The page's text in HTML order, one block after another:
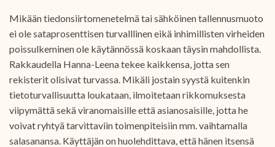
Mikään tiedonsiirtomenetelmä tai sähköinen tallennusmuoto
ei ole sataprosenttisen turvalllinen eikä inhimillisten virheiden
poissulkeminen ole käytännössä koskaan täysin mahdollista.
Rakkaudella Hanna-Leena tekee kaikkensa, jotta sen
rekisterit olisivat turvassa. Mikäli jostain syystä kuitenkin
tietoturvallisuutta loukataan, ilmoitetaan rikkomuksesta
viipymättä sekä viranomaisille että asianosaisille, jotta he
voivat ryhtyä tarvittaviin toimenpiteisiin mm. vaihtamalla
salasanansa. Käyttäjän on huolehdittava, että hänen itsensä